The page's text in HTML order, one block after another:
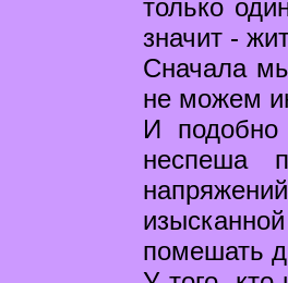
только
значит -
Сначала
не можем
И подобно
неспеша
помешать